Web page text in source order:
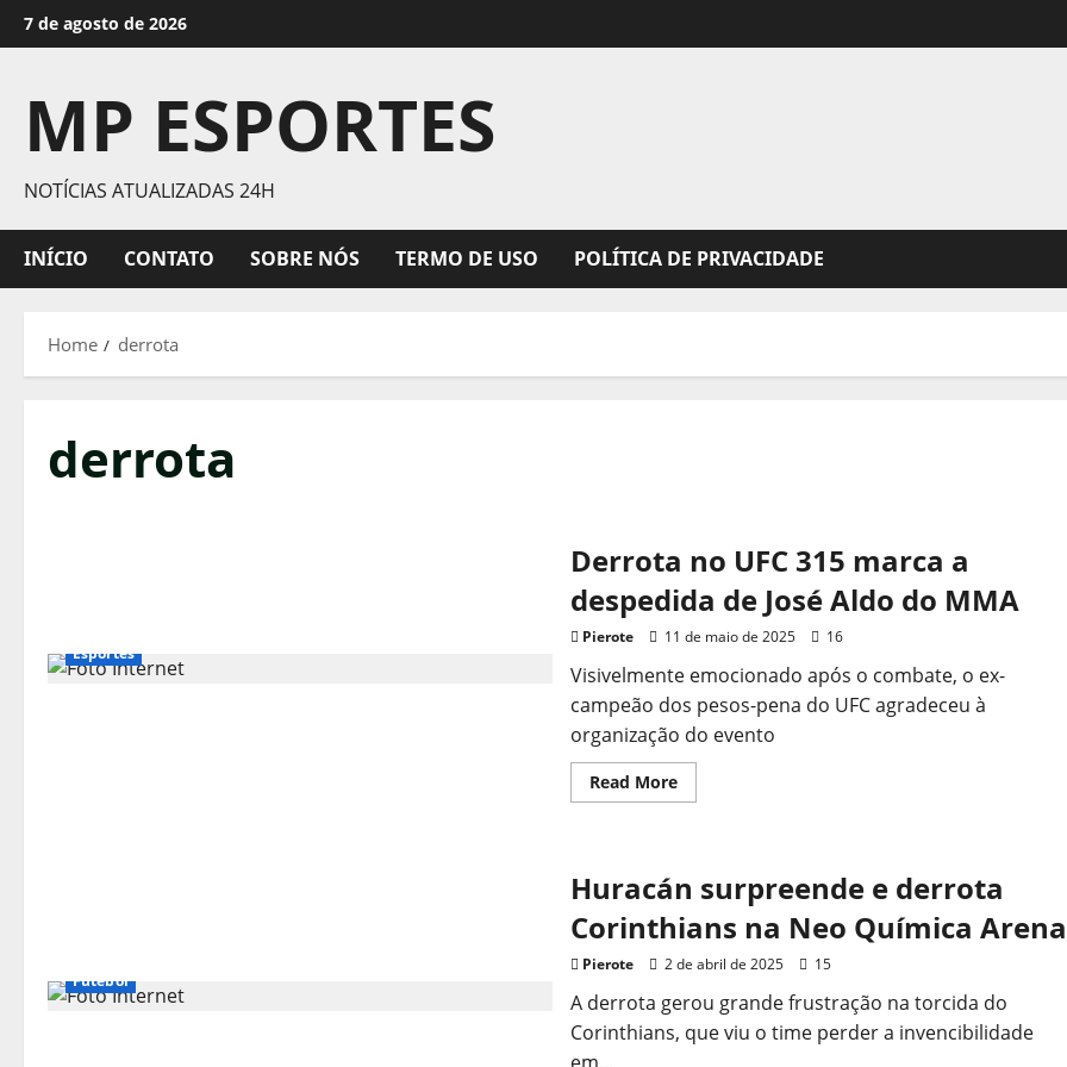
Skip
to
7 de agosto de 2026
MP ESPORTES
NOTÍCIAS ATUALIZADAS 24H
INÍCIO CONTATO SOBRE NÓS TERMO DE USO POLÍTICA DE PRIVACIDADE
Home derrota
derrota
Esportes
Derrota no UFC 315 marca a
despedida de José Aldo do MMA
Pierote 11 de maio de 2025 16
Visivelmente emocionado após o combate, o ex-
campeão dos pesos-pena do UFC agradeceu à
organização do evento
Read MoreRead
more
315
marca
a
despedida
José
do
MMA
Futebol
Huracán surpreende e derrota
Corinthians na Neo Química Arena
Pierote 2 de abril de 2025 15
A derrota gerou grande frustração na torcida do
Corinthians, que viu o time perder a invencibilidade